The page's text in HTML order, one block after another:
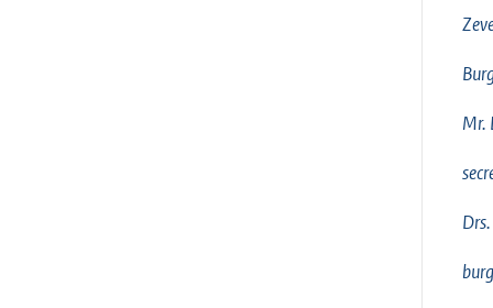
Mr.